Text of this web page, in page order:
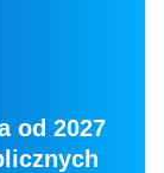
od 2027